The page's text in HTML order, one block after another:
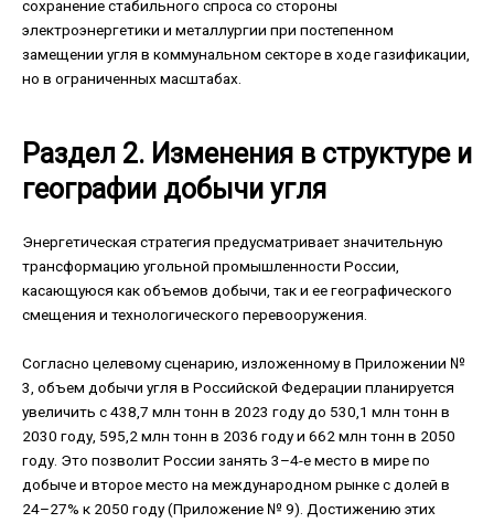
сохранение стабильного спроса со стороны
электроэнергетики и металлургии при постепенном
замещении угля в коммунальном секторе в ходе газификации,
но в ограниченных масштабах.
Раздел 2. Изменения в структуре и
географии добычи угля
Энергетическая стратегия предусматривает значительную
трансформацию угольной промышленности России,
касающуюся как объемов добычи, так и ее географического
смещения и технологического перевооружения.
Согласно целевому сценарию, изложенному в Приложении №
3, объем добычи угля в Российской Федерации планируется
увеличить с 438,7 млн тонн в 2023 году до 530,1 млн тонн в
2030 году, 595,2 млн тонн в 2036 году и 662 млн тонн в 2050
году. Это позволит России занять 3–4-е место в мире по
добыче и второе место на международном рынке с долей в
24–27% к 2050 году (Приложение № 9). Достижению этих